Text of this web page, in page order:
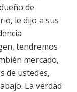
de
le dijo a sus
tendremos
mercado,
de ustedes,
La verdad